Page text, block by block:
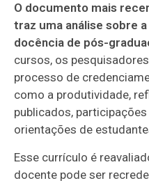
O documento mais
traz uma análise sobre
docência de pós-
cursos, os
processo de
como a produtividade,
publicados,
orientações de
Esse currículo é
docente pode ser